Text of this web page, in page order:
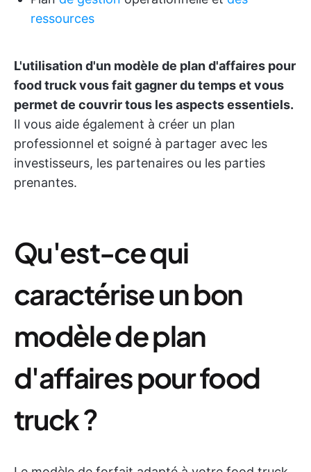
ressources
L'utilisation d'un modèle de plan d'affaires pour
food truck vous fait gagner du temps et vous
permet de couvrir tous les aspects essentiels.
Il vous aide également à créer un plan
professionnel et soigné à partager avec les
investisseurs, les partenaires ou les parties
prenantes.
Qu'est-ce qui
caractérise un bon
modèle de plan
d'affaires pour food
truck ?